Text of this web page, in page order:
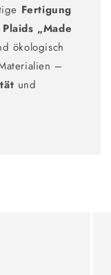
Fertigung
Plaids „Made
ökologisch
–
und